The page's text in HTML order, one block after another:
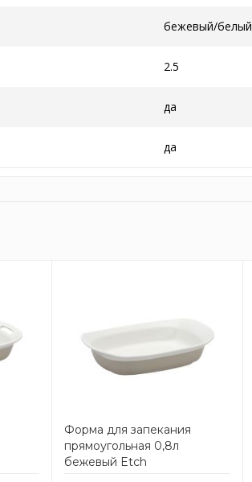
бежевый/белый
2.5
да
да
Форма для запекания
прямоугольная 0,8л
бежевый Etch